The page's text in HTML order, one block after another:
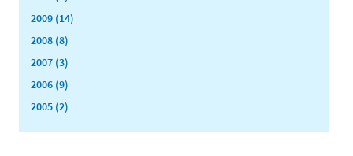
2009 (14)
2008 (8)
2007 (3)
2006 (9)
2005 (2)